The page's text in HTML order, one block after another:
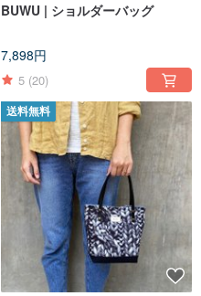
BUWU | ショルダーバッグ
7,898円
5 (20)
送料無料